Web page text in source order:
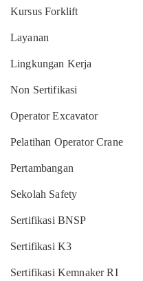
Kursus Forklift
Layanan
Lingkungan Kerja
Non Sertifikasi
Operator Excavator
Pelatihan Operator Crane
Pertambangan
Sekolah Safety
Sertifikasi BNSP
Sertifikasi K3
Sertifikasi Kemnaker RI